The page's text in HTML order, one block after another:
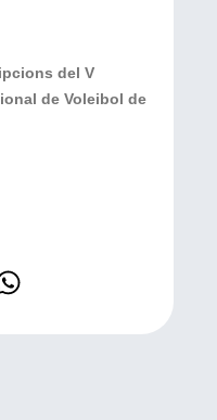
del V
de Voleibol de